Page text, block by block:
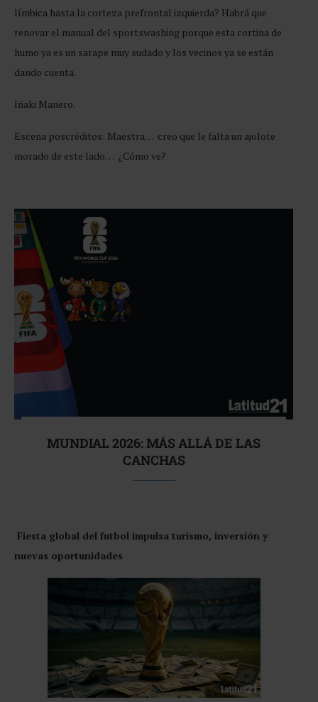
límbica hasta la corteza prefrontal izquierda? Habrá que
renovar el manual del sportswashing porque esta cortina de
humo ya es un sarape muy sudado y los vecinos ya se están
dando cuenta.
Iñaki Manero.
Escena poscréditos: Maestra… creo que le falta un ajolote
morado de este lado… ¿Cómo ve?
MUNDIAL 2026: MÁS ALLÁ DE LAS
CANCHAS
Fiesta global del futbol impulsa turismo, inversión y
nuevas oportunidades